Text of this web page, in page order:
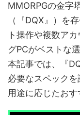
MMORPGの金字
（『DQX』）を
ト操作や複数ア
グPCがベストな
本記事では、『
必要なスペック
用途に応じたおす